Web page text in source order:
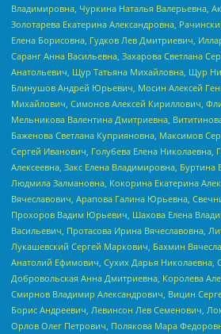
Владимировна, Чуркина Наталья Валерьевна,
Золотарева Екатерина Александровна,
Елена Борисовна, Гудков Лев Дмитриевич,
Саранг Анна Васильевна, Захарова Светлана
Анатольевич, Щур Татьяна Михайловна, Щур
Блинушов Андрей Юрьевич, Мосин Алексей
Михайлович, Симонов Алексей Кириллович,
Мельникова Валентина Дмитриевна,
Баженова Светлана Куприяновна, Максимов
Сергей Иванович, Голубева Елена Николаевна,
Алексеевна, Закс Елена Владимировна,
Людмила Залмановна, Кокорина Екатерина
Вячеславович, Арапова Галина Юрьевна,
Прохоров Вадим Юрьевич, Шахова Елена
Васильевич, Протасова Ирина Вячеславовна,
Лукашевский Сергей Маркович, Бахмин
Анатолий Ефимович, Сухих Дарья Николаевна,
Добровольская Анна Дмитриевна, Королева
Смирнов Владимир Александрович, Вицин
Борис Андреевич, Левинсон Лев Семенович,
Орлов Олег Петрович, Полякова Мара